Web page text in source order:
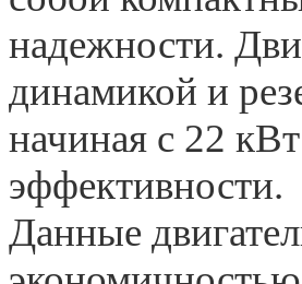
надежности.
динамикой и
начиная с 22
эффективности.
Данные